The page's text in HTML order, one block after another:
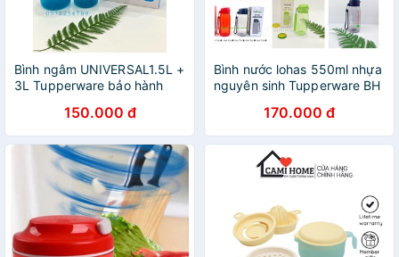
Bình ngâm UNIVERSAL1.5L +
3L Tupperware bảo hành
150.000 đ
Bình nước lohas 550ml nhựa
nguyên sinh Tupperware BH
170.000 đ